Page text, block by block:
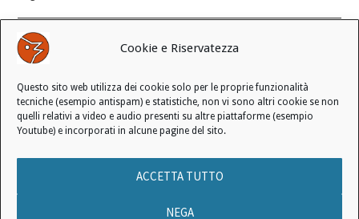
Cookie e Riservatezza
Questo sito web utilizza dei cookie solo per le proprie funzionalità
tecniche (esempio antispam) e statistiche, non vi sono altri cookie se non
quelli relativi a video e audio presenti su altre piattaforme (esempio
Youtube) e incorporati in alcune pagine del sito.
ACCETTA TUTTO
NEGA
Modifica consenso ai cookie
REVOCA IL TUO CONSENSO
Stato attuale: Negato
INFORMATIVA SUI COOKIE|